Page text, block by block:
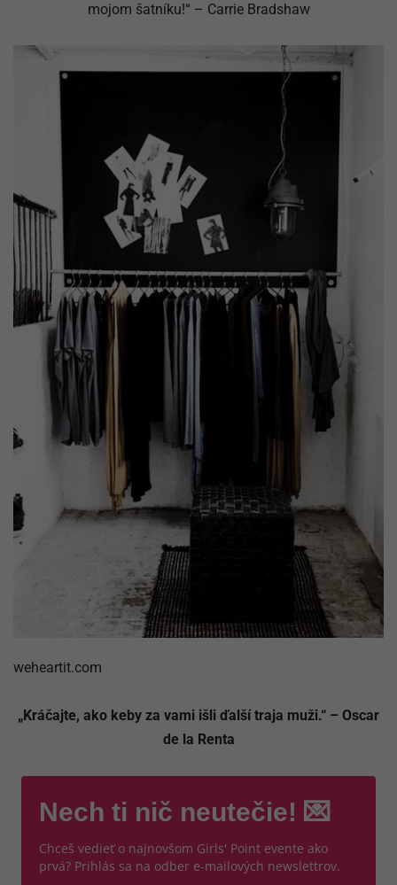
mojom šatníku!“ – Carrie Bradshaw
weheartit.com
„Kráčajte, ako keby za vami išli ďalší traja muži.“ – Oscar
de la Renta
Nech ti nič neutečie! 💌
Chceš vedieť o najnovšom Girls' Point evente ako
prvá? Prihlás sa na odber e-mailových newslettrov.